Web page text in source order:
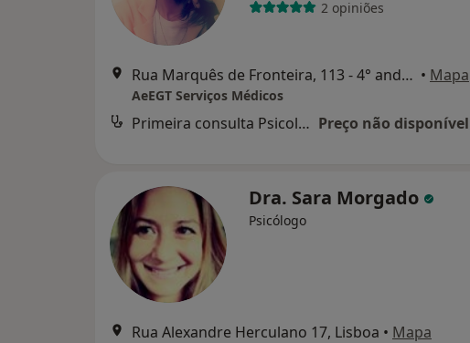
2 opiniões
Rua Marquês de Fronteira, 113 - 4° andar, Lisboa • Mapa
AeEGT Serviços Médicos
Primeira consulta Psicologia Preço não disponível
Dra. Sara Morgado
Psicólogo
Rua Alexandre Herculano 17, Lisboa • Mapa